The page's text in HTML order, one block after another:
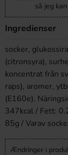
så jeg
Ingredienser
socker,
(citronsyra),
koncentrat från
raps), aromer,
(E160e).
347kcal / Fett:
85g / Varav
Ændringer i